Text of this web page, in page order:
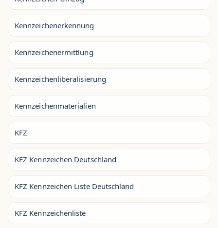
Kennzeichenerkennung
Kennzeichenermittlung
Kennzeichenliberalisierung
Kennzeichenmaterialien
KFZ
KFZ Kennzeichen Deutschland
KFZ Kennzeichen Liste Deutschland
KFZ Kennzeichenliste